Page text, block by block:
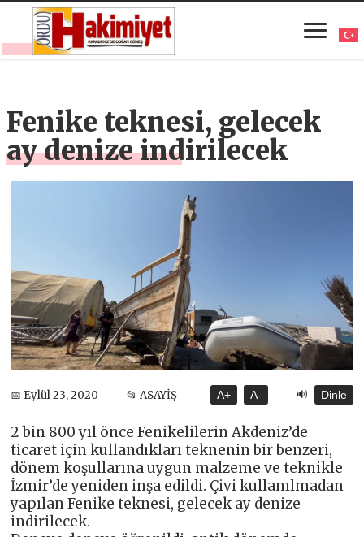
Fenike teknesi, gelecek
ay denize indirilecek
📅 Eylül 23, 2020 📂 ASAYİŞ A+ A- 🔊 Dinle
2 bin 800 yıl önce Fenikelilerin Akdeniz’de
ticaret için kullandıkları teknenin bir benzeri,
dönem koşullarına uygun malzeme ve teknikle
İzmir’de yeniden inşa edildi. Çivi kullanılmadan
yapılan Fenike teknesi, gelecek ay denize
indirilecek.